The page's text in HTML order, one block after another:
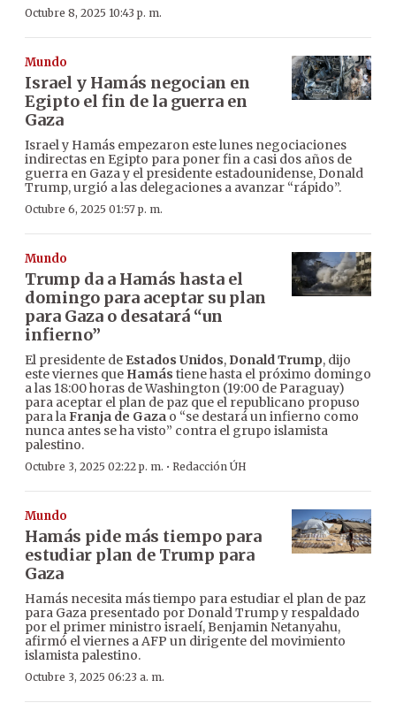
Octubre 8, 2025 10:43 p. m.
Mundo
Israel y Hamás negocian en
Egipto el fin de la guerra en
Gaza
Israel y Hamás empezaron este lunes negociaciones
indirectas en Egipto para poner fin a casi dos años de
guerra en Gaza y el presidente estadounidense, Donald
Trump, urgió a las delegaciones a avanzar “rápido”.
Octubre 6, 2025 01:57 p. m.
Mundo
Trump da a Hamás hasta el
domingo para aceptar su plan
para Gaza o desatará “un
infierno”
El presidente de Estados Unidos, Donald Trump, dijo
este viernes que Hamás tiene hasta el próximo domingo
a las 18:00 horas de Washington (19:00 de Paraguay)
para aceptar el plan de paz que el republicano propuso
para laFranja de Gaza o “se destará un infierno como
nunca antes se ha visto” contra el grupo islamista
palestino.
Octubre 3, 2025 02:22 p. m. · Redacción ÚH
Mundo
Hamás pide más tiempo para
estudiar plan de Trump para
Gaza
Hamás necesita más tiempo para estudiar el plan de paz
para Gaza presentado por Donald Trump y respaldado
por el primer ministro israelí, Benjamin Netanyahu,
afirmó el viernes a AFP un dirigente del movimiento
islamista palestino.
Octubre 3, 2025 06:23 a. m.